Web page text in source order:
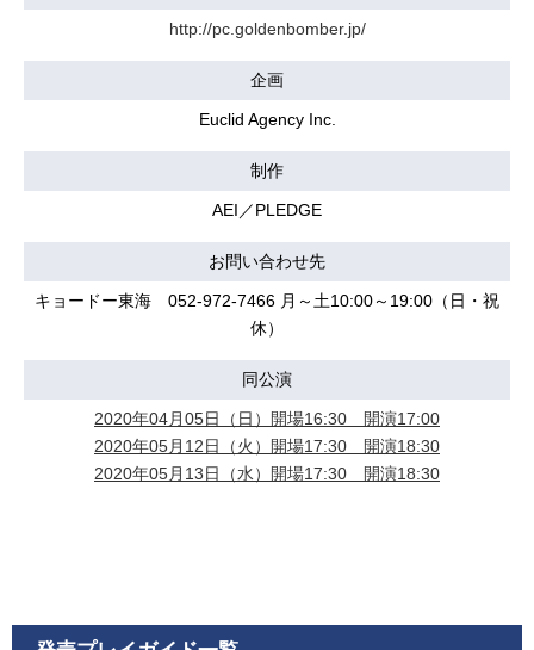
http://pc.goldenbomber.jp/
企画
Euclid Agency Inc.
制作
AEI／PLEDGE
お問い合わせ先
キョードー東海 052-972-7466 月～土10:00～19:00（日・祝
休）
同公演
2020年04月05日（日）開場16:30 開演17:00
2020年05月12日（火）開場17:30 開演18:30
2020年05月13日（水）開場17:30 開演18:30